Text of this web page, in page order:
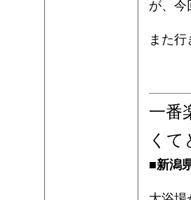
が、今
また
一番
く
■新潟